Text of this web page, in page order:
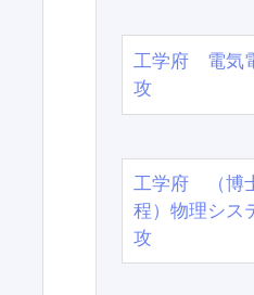
工学府 電気
攻
工学府 （博
程）物理シス
攻